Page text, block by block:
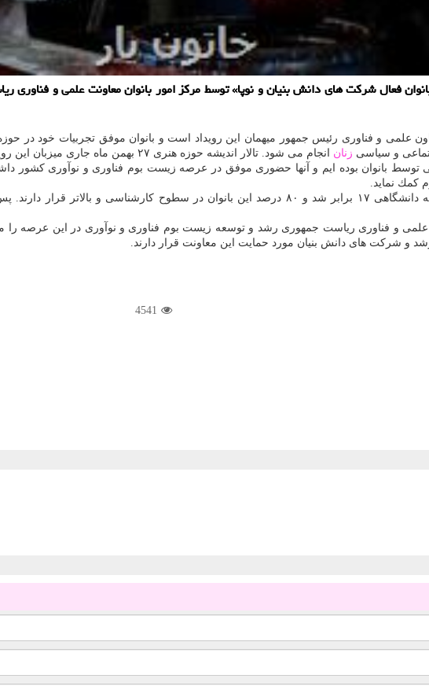
فعال شركت های دانش بنیان و نوپا» توسط مركز امور بانوان معاونت علمی و
علمی و فناوری رئیس جمهور میهمان این رویداد است و بانوان موفق تجربیات خود در
و سیاسی زنان انجام می شود. تالار اندیشه حوزه هنری ۲۷ بهمن ماه جاری میزبان این رویداد خواهد بود.
توسط بانوان بوده ایم و آنها حضوری موفق در عرصه زیست بوم فناوری و نوآوری كشور
كمك نماید.
بعد از پیروزی انقلاب اسلامی میزان بانوان دانش آموخته دانشگاهی ۱۷ برابر شد و ۸۰ درصد این
علمی و فناوری ریاست جمهوری رشد و توسعه زیست بوم فناوری و نوآوری در این عرصه را
و شركت های دانش بنیان مورد حمایت این معاونت قرار دارند.
4541